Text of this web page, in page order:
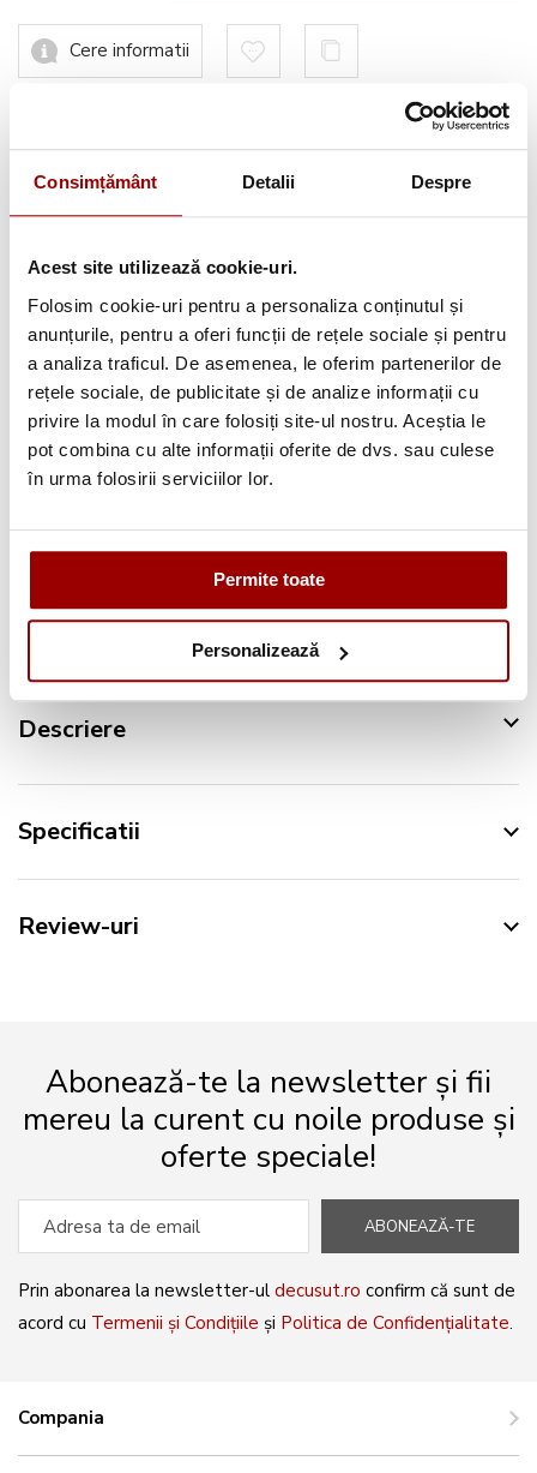
Consimțământ Detalii Despre
Acest site utilizează cookie-uri.
Folosim cookie-uri pentru a personaliza conținutul și
anunțurile, pentru a oferi funcții de rețele sociale și pentru
a analiza traficul. De asemenea, le oferim partenerilor de
rețele sociale, de publicitate și de analize informații cu
privire la modul în care folosiți site-ul nostru. Aceștia le
pot combina cu alte informații oferite de dvs. sau culese
în urma folosirii serviciilor lor.
Permite toate
Personalizează
Cere informatii
Informatii conformitate produs
Avantajele tale:
Consultanta profesionala
Deschidere coletla livrare
Pana la
12 ratefara dobanda
Retur in 14 zile
Urmareste-ne pe:
Descriere
Specificatii
Review-uri
Abonează-te la newsletter și fii
mereu la curent cu noile produse și
oferte speciale!
ABONEAZĂ-TE
Prin abonarea la newsletter-ul decusut.ro confirm că sunt de
acord cu Termenii și Condițiile și Politica de Confidențialitate.
Compania